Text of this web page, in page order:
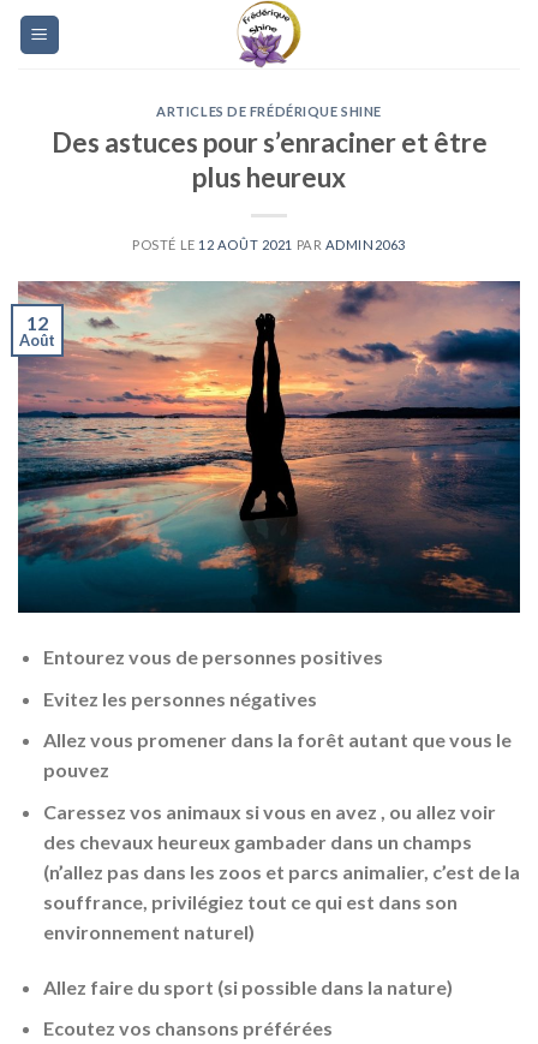
Skip
ARTICLES DE FRÉDÉRIQUE SHINE
Des astuces pour s’enraciner et être
plus heureux
POSTÉ LE 12 AOÛT 2021 PAR ADMIN2063
12
Août
Entourez vous de personnes positives
Evitez les personnes négatives
Allez vous promener dans la forêt autant que vous le
pouvez
Caressez vos animaux si vous en avez , ou allez voir
des chevaux heureux gambader dans un champs
(n’allez pas dans les zoos et parcs animalier, c’est de la
souffrance, privilégiez tout ce qui est dans son
environnement naturel)
Allez faire du sport (si possible dans la nature)
Ecoutez vos chansons préférées